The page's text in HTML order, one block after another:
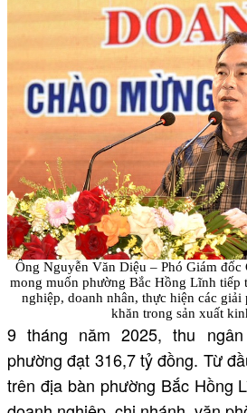
Ông Nguyễn Văn Diệu – Phó Giám
mong muốn phường Bắc Hồng Lĩnh tiếp
nghiệp, doanh nhân, thực hiện các
khăn trong sản xuất
9 tháng năm 2025, thu
phường đạt 316,7 tỷ đồng. Từ
trên địa bàn phường Bắc Hồng